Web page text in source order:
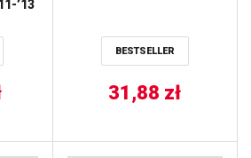
’13
BESTSELLER
31,88 zł